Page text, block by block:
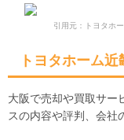
引用元：トヨタホ
トヨタホーム
大阪で売却や買取サー
スの内容や評判、会社